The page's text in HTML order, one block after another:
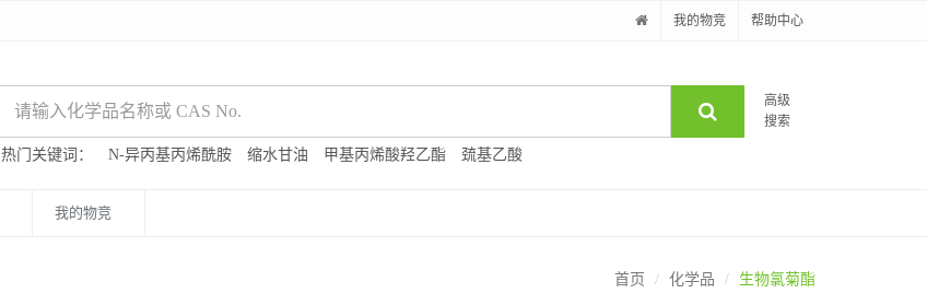
我的物竞 帮助中心
高级
搜索
热门关键词： N-异丙基丙烯酰胺 缩水甘油 甲基丙烯酸羟乙酯 巯基乙酸
我的物竞
首页 化学品 生物氯菊酯